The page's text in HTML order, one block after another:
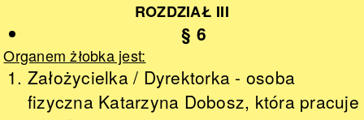
ROZDZIAŁ III
§ 6
Organem żłobka jest:
Założycielka / Dyrektorka - osoba
fizyczna Katarzyna Dobosz, która pracuje